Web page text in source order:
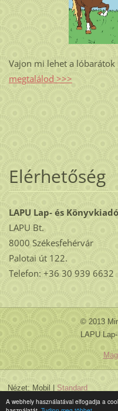
A webhely használatával elfogadja a
Vajon mi lehet a lóbarátok
megtalálod >>>
Elérhetőség
LAPU Lap- és
LAPU Bt.
8000 Székesfehérvár
Palotai út 122.
Telefon: +36 30 939 6632
© 2013
LAPU
Nézet: Mobil | Standard